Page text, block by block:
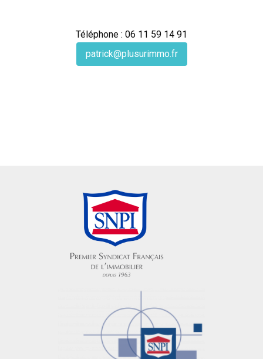
Téléphone : 06 11 59 14 91
patrick@plusurimmo.fr